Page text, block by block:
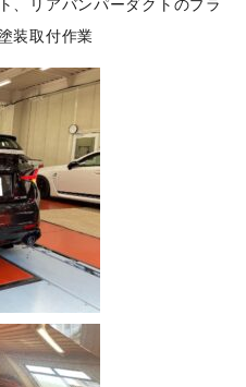
リアバンパーダクトのプラ
装取付作業